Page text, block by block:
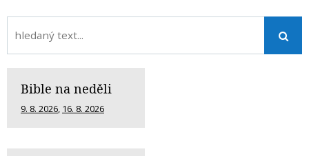
Bible na neděli
9. 8. 2026, 16. 8. 2026